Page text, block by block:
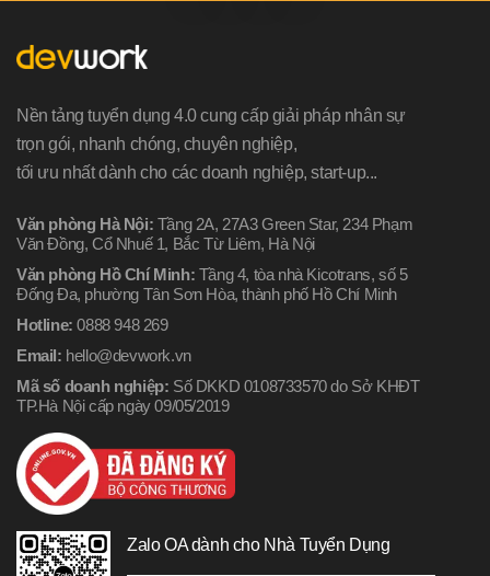
Nền tảng tuyển dụng 4.0 cung cấp giải pháp nhân sự
trọn gói, nhanh chóng, chuyên nghiệp,
tối ưu nhất dành cho các doanh nghiệp, start-up...
Văn phòng Hà Nội: Tầng 2A, 27A3 Green Star, 234 Phạm
Văn Đồng, Cổ Nhuế 1, Bắc Từ Liêm, Hà Nội
Văn phòng Hồ Chí Minh: Tầng 4, tòa nhà Kicotrans, số 5
Đống Đa, phường Tân Sơn Hòa, thành phố Hồ Chí Minh
Hotline: 0888 948 269
Email: hello@devwork.vn
Mã số doanh nghiệp: Số DKKD 0108733570 do Sở KHĐT
TP.Hà Nội cấp ngày 09/05/2019
Zalo OA dành cho Nhà Tuyển Dụng